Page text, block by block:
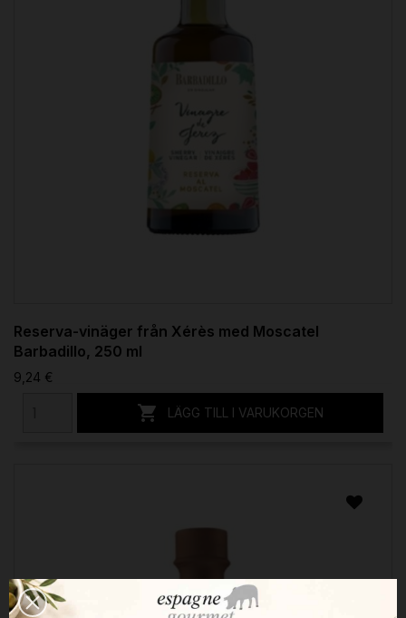
Reserva-vinäger från Xérès med Moscatel
Barbadillo, 250 ml
9,24 €
 LÄGG TILL I VARUKORGEN